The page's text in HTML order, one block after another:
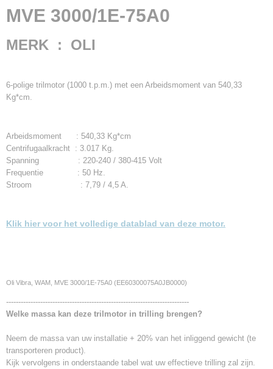
Bruto gewicht
166,00 Kg
MVE 3000/1E-75A0
MERK : OLI
6-polige trilmotor (1000 t.p.m.) met een Arbeidsmoment van 540,33
Kg*cm.
Arbeidsmoment : 540,33 Kg*cm
Centrifugaalkracht : 3.017 Kg.
Spanning : 220-240 / 380-415 Volt
Frequentie : 50 Hz.
Stroom : 7,79 / 4,5 A.
Klik hier voor het volledige datablad van deze motor.
Oli Vibra, WAM, MVE 3000/1E-75A0 (EE60300075A0JB0000)
---------------------------------------------------------------------------
Welke massa kan deze trilmotor in trilling brengen?
Neem de massa van uw installatie + 20% van het inliggend gewicht (te
transporteren product).
Kijk vervolgens in onderstaande tabel wat uw effectieve trilling zal zijn.